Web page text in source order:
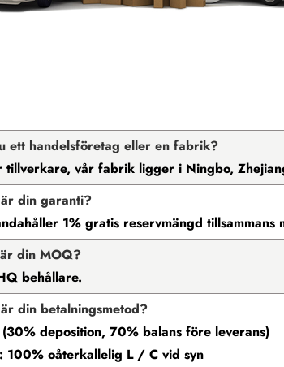
ett handelsföretag eller en fabrik?
tillverkare, vår fabrik ligger i Ningbo,
din garanti?
1% gratis reservmängd tillsammans
din MOQ?
behållare.
din betalningsmetod?
deposition, 70% balans före leverans)
100% oåterkallelig L / C vid syn